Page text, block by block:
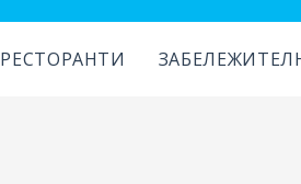
РЕСТОРАНТИ